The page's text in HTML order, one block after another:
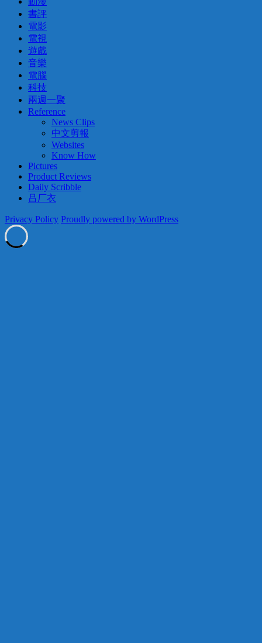
書評
電影
電視
遊戲
音樂
電腦
科技
兩週一聚
Reference
News Clips
中文剪報
Websites
Know How
Pictures
Product Reviews
Daily Scribble
吕厂衣
Privacy Policy Proudly powered by WordPress